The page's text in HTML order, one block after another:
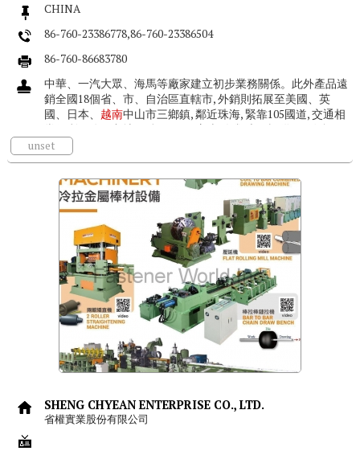
CHINA
86-760-23386778,86-760-23386504
86-760-86683780
中華、一汽大眾、海馬等廠家建立初步業務關係。此外產品遠
銷全國18個省、市、自治區直轄市, 外銷則拓展至美國、英
國、日本、 越南中山市三鄉鎮, 鄰近珠海, 緊靠105國道, 交通相
當便利。公司占地面積10000平方米, 各類專用設備100餘台,
職...
unset
SHENG CHYEAN ENTERPRISE CO., LTD.
省權實業股份有限公司